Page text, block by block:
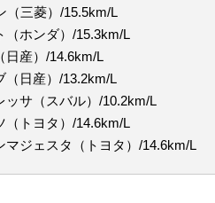
（三菱）/15.5km/L
（ホンダ）/15.3km/L
日産）/14.6km/L
（日産）/13.2km/L
ッサ（スバル）/10.2km/L
（トヨタ）/14.6km/L
マジェスタ（トヨタ）/14.6km/L